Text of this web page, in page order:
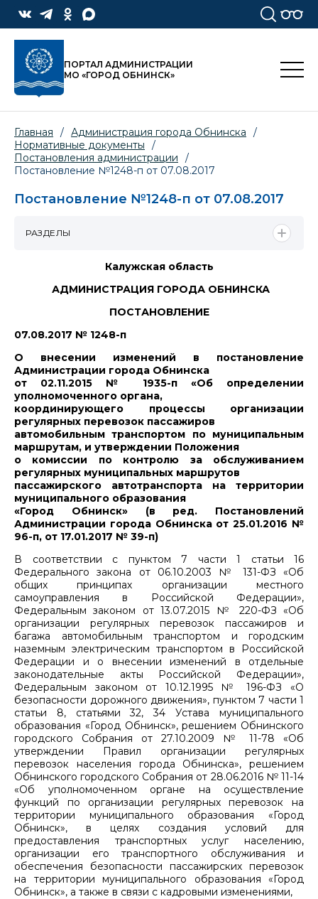
ПОРТАЛ АДМИНИСТРАЦИИ
МО «ГОРОД ОБНИНСК»
Главная / Администрация города Обнинска
/
Нормативные документы
/
Постановления администрации
/
Постановление №1248-п от 07.08.2017
Постановление №1248-п от 07.08.2017
Калужская область
АДМИНИСТРАЦИЯ ГОРОДА ОБНИНСКА
ПОСТАНОВЛЕНИЕ
07.08.2017 № 1248-п
О внесении изменений в постановление
Администрации города Обнинска
от 02.11.2015 № 1935-п «Об определении
уполномоченного органа,
координирующего процессы организации
регулярных перевозок пассажиров
автомобильным транспортом по муниципальным
маршрутам, и утверждении Положения
о комиссии по контролю за обслуживанием
регулярных муниципальных маршрутов
пассажирского автотранспорта на территории
муниципального образования
«Город Обнинск» (в ред. Постановлений
Администрации города Обнинска от 25.01.2016 №
96-п, от 17.01.2017 № 39-п)
В соответствии с пунктом 7 части 1 статьи 16
Федерального закона от 06.10.2003 № 131-ФЗ «Об
общих принципах организации местного
самоуправления в Российской Федерации»,
Федеральным законом от 13.07.2015 № 220-ФЗ «Об
организации регулярных перевозок пассажиров и
багажа автомобильным транспортом и городским
наземным электрическим транспортом в Российской
Федерации и о внесении изменений в отдельные
законодательные акты Российской Федерации»,
Федеральным законом от 10.12.1995 № 196-ФЗ «О
безопасности дорожного движения», пунктом 7 части 1
статьи 8, статьями 32, 34 Устава муниципального
образования «Город Обнинск», решением Обнинского
городского Собрания от 27.10.2009 № 11-78 «Об
утверждении Правил организации регулярных
перевозок населения города Обнинска», решением
Обнинского городского Собрания от 28.06.2016 № 11-14
«Об уполномоченном органе на осуществление
функций по организации регулярных перевозок на
территории муниципального образования «Город
Обнинск», в целях создания условий для
предоставления транспортных услуг населению,
организации его транспортного обслуживания и
обеспечения безопасности пассажирских перевозок
на территории муниципального образования «Город
Обнинск», а также в связи с кадровыми изменениями,
РАЗДЕЛЫ